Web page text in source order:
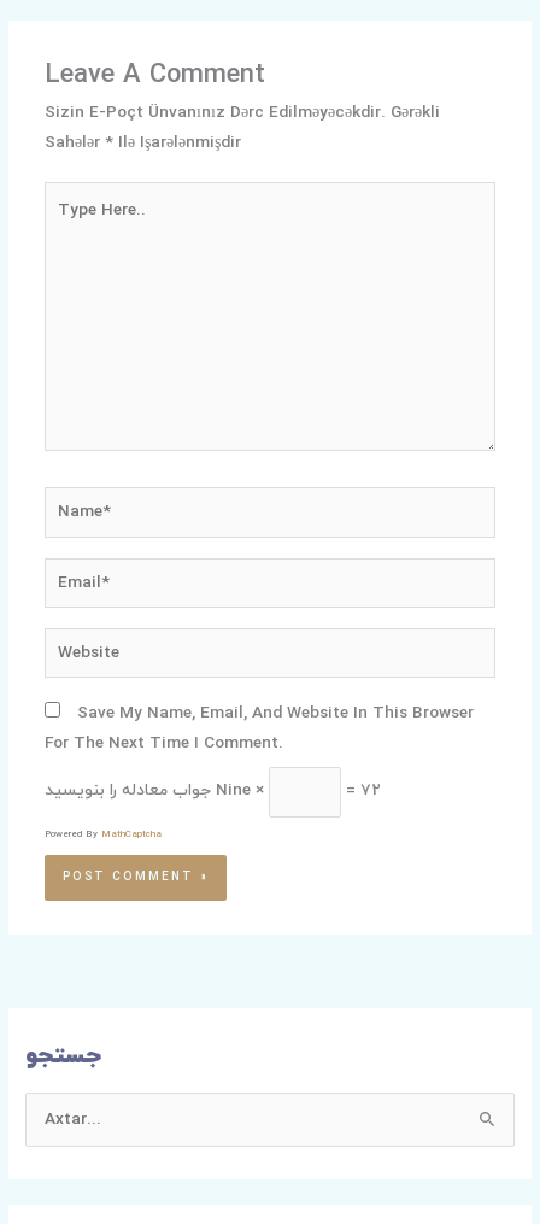
Leave A Comment
Sizin E-Poçt Ünvanınız Dərc Edilməyəcəkdir. Gərəkli
Sahələr *Ilə Işarələnmişdir
Name*
Email*
Website
Save My Name, Email, And Website In This Browser
For The Next Time I Comment.
جواب معادله را بنویسید Nine × = 72
Powered By MathCaptcha
جستجو